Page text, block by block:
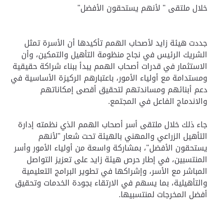
خلال ملتقى " لأنهم يستحقون الأفضل"
جددت هيئة زايد لأصحاب الهمم تأكيدها أن الأسرة تمثل
الشريك الرئيس في نجاح منظومة التأهيل والتمكين، وأن
الاستثمار في قدرات أصحاب الهمم يبدأ ببناء شراكة حقيقية
ومستدامة مع أولياء الأمور، باعتبارهم الركيزة الأساسية في
دعم أبنائهم ومساندتهم لتحقيق أقصى إمكاناتهم
والاندماج الفاعل في المجتمع.
جاء ذلك خلال ملتقى أسر أصحاب الهمم الذي نظمته إدارة
التأهيل الزراعي والمهني بالهيئة تحت شعار "لأنهم
يستحقون الأفضل"، بمشاركة واسعة من أولياء الأمور وأسر
المنتسبين، في إطار حرص هيئة زايد على تعزيز التواصل
المباشر مع الأسر، وإشراكها في تطوير البرامج التعليمية
والتأهيلية، بما يسهم في الارتقاء بجودة الخدمات وتحقيق
أفضل المخرجات لمنتسبيها.